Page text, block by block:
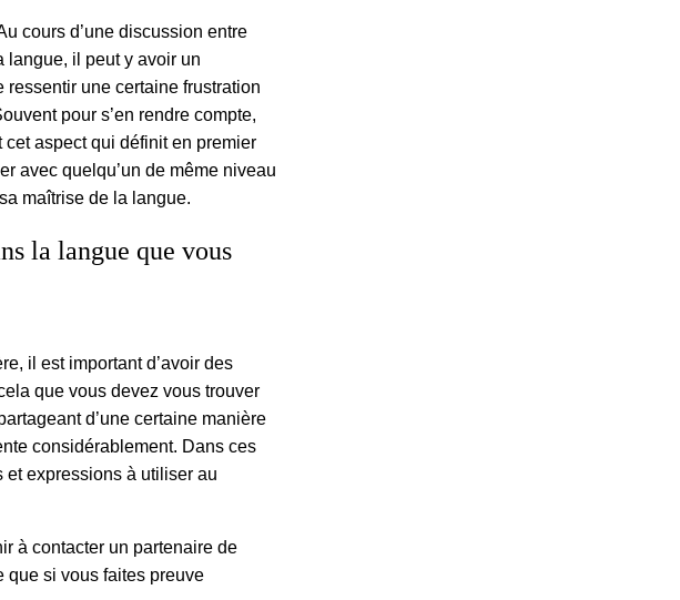
cours d’une discussion entre
langue, il peut y avoir un
ressentir une certaine frustration
pour s’en rendre compte,
aspect qui définit en premier
avec quelqu’un de même niveau
maîtrise de la langue.
la langue que vous
il est important d’avoir des
que vous devez vous trouver
d’une certaine manière
considérablement. Dans ces
expressions à utiliser au
à contacter un partenaire de
que si vous faites preuve